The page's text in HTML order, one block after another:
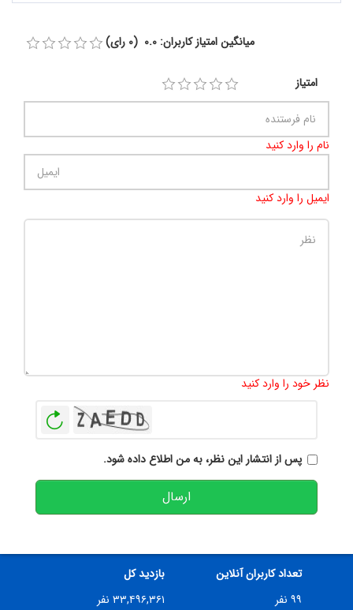
میانگین امتیاز کاربران: 0.0 (0 رای)
امتیاز
نام را وارد کنید
ایمیل را وارد کنید
نظر خود را وارد کنید
پس از انتشار این نظر، به من اطلاع داده شود.
ارسال
تعداد کاربران آنلاین
۹۹ نفر
بازدید کل
۳۳,۴۹۶,۳۶۱ نفر